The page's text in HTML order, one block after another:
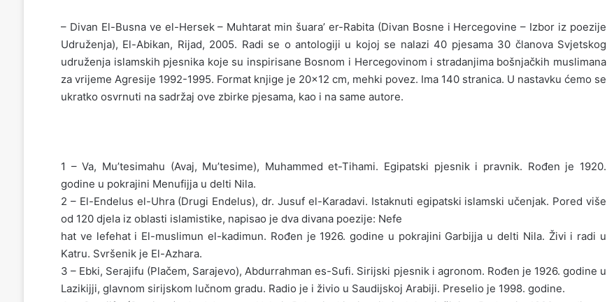
– Divan El-Busna ve el-Hersek – Muhtarat min šuara’ er-Rabita (Divan Bosne i Hercegovine – Izbor iz poezije
Udruženja), El-Abikan, Rijad, 2005. Radi se o antologiji u kojoj se nalazi 40 pjesama 30 članova Svjetskog
udruženja islamskih pjesnika koje su inspirisane Bosnom i Hercegovinom i stradanjima bošnjačkih muslimana
za vrijeme Agresije 1992-1995. Format knjige je 20×12 cm, mehki povez. Ima 140 stranica. U nastavku ćemo se
ukratko osvrnuti na sadržaj ove zbirke pjesama, kao i na same autore.
1 – Va, Mu’tesimahu (Avaj, Mu’tesime), Muhammed et-Tihami. Egipatski pjesnik i pravnik. Rođen je 1920.
godine u pokrajini Menufijja u delti Nila.
2 – El-Endelus el-Uhra (Drugi Endelus), dr. Jusuf el-Karadavi. Istaknuti egipatski islamski učenjak. Pored više
od 120 djela iz oblasti islamistike, napisao je dva divana poezije: Nefe
hat ve lefehat i El-muslimun el-kadimun. Rođen je 1926. godine u pokrajini Garbijja u delti Nila. Živi i radi u
Katru. Svršenik je El-Azhara.
3 – Ebki, Serajifu (Plačem, Sarajevo), Abdurrahman es-Sufi. Sirijski pjesnik i agronom. Rođen je 1926. godine u
Lazikijji, glavnom sirijskom lučnom gradu. Radio je i živio u Saudijskoj Arabiji. Preselio je 1998. godine.